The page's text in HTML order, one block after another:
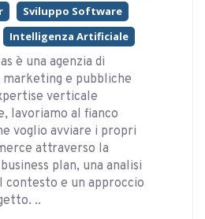
Sviluppo Software
Intelligenza Artificiale
è una agenzia di
marketing e pubbliche
verticale
lavoriamo al fianco
voglio avviare i propri
attraverso la
plan, una analisi
contesto e un approccio
..